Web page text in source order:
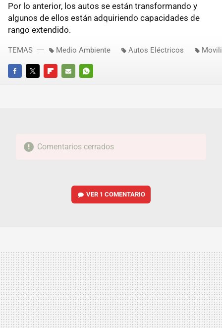
Por lo anterior, los autos se están transformando y
algunos de ellos están adquiriendo capacidades de
rango extendido.
FACEBOOKTWITTERFLIPBOARD
E-
WHATSAPP
TEMAS Medio Ambiente Autos Eléctricos
Comentarios cerrados
VER 1 COMENTARIO